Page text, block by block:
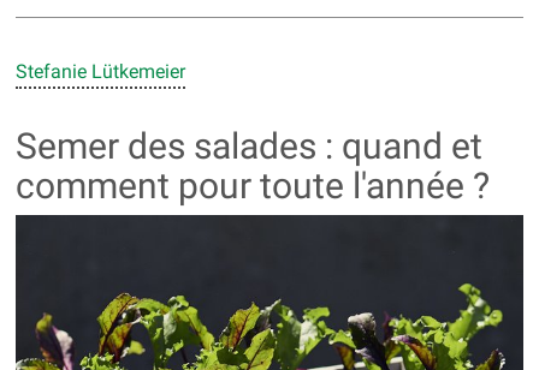
Stefanie Lütkemeier
Semer des salades : quand et
comment pour toute l'année ?